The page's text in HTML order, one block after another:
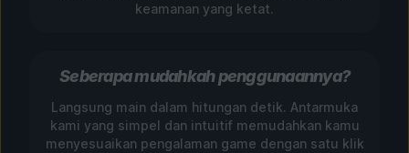
keamanan yang ketat.
Seberapa mudahkah penggunaannya?
Langsung main dalam hitungan detik. Antarmuka
kami yang simpel dan intuitif memudahkan kamu
menyesuaikan pengalaman game dengan satu klik